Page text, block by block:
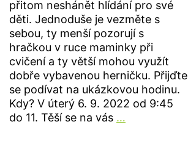
přitom neshánět hlídání pro své
děti. Jednoduše je vezměte s
sebou, ty menší pozorují s
hračkou v ruce maminky při
cvičení a ty větší mohou využít
dobře vybavenou herničku. Přijďte
se podívat na ukázkovou hodinu.
Kdy? V úterý 6. 9. 2022 od 9:45
do 11. Těší se na vás …